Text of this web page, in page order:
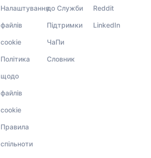
Налаштування
файлів
cookie
Політика
щодо
файлів
cookie
Правила
спільноти
до Служби
Підтримки
ЧаПи
Словник
Reddit
LinkedIn